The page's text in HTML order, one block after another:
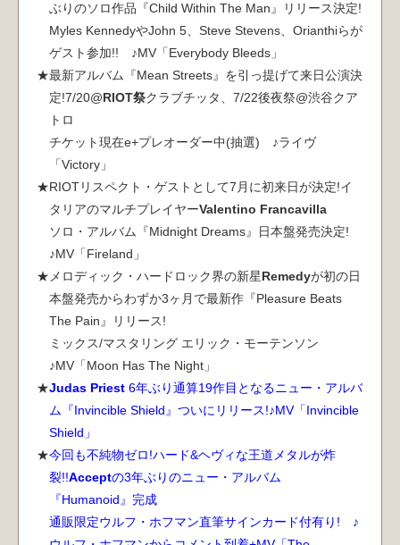
ぶりのソロ作品『Child Within The Man』リリース決定!
Myles KennedyやJohn 5、Steve Stevens、Orianthiらが
ゲスト参加!! ♪MV「Everybody Bleeds」
最新アルバム『Mean Streets』を引っ提げて来日公演決
定!7/20@RIOT祭クラブチッタ、7/22後夜祭@渋谷クア
トロ
チケット現在e+プレオーダー中(抽選) ♪ライヴ
「Victory」
RIOTリスペクト・ゲストとして7月に初来日が決定!イ
タリアのマルチプレイヤーValentino Francavilla
ソロ・アルバム『Midnight Dreams』日本盤発売決定!
♪MV「Fireland」
メロディック・ハードロック界の新星Remedyが初の日
本盤発売からわずか3ヶ月で最新作『Pleasure Beats
The Pain』リリース!
ミックス/マスタリング エリック・モーテンソン
♪MV「Moon Has The Night」
Judas Priest 6年ぶり通算19作目となるニュー・アルバ
ム『Invincible Shield』ついにリリース!♪MV「Invincible
Shield」
今回も不純物ゼロ!ハード&ヘヴィな王道メタルが炸
裂!!Acceptの3年ぶりのニュー・アルバム
『Humanoid』完成
通販限定ウルフ・ホフマン直筆サインカード付有り! ♪